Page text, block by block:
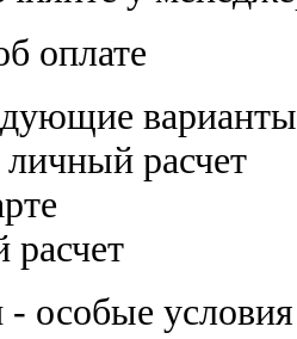
оплате
личный расчет
расчет
особые условия